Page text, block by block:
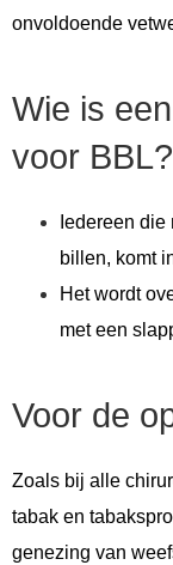
onvoldoende
Wie is
voor BBL?
Iedereen
billen, komt
Het wordt
met een
Voor de
Zoals bij alle
tabak en
genezing van